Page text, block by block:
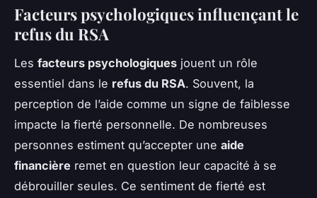
Facteurs psychologiques influençant le
refus du RSA
Les facteurs psychologiques jouent un rôle
essentiel dans le refus du RSA. Souvent, la
perception de l’aide comme un signe de faiblesse
impacte la fierté personnelle. De nombreuses
personnes estiment qu’accepter une aide
financière remet en question leur capacité à se
débrouiller seules. Ce sentiment de fierté est